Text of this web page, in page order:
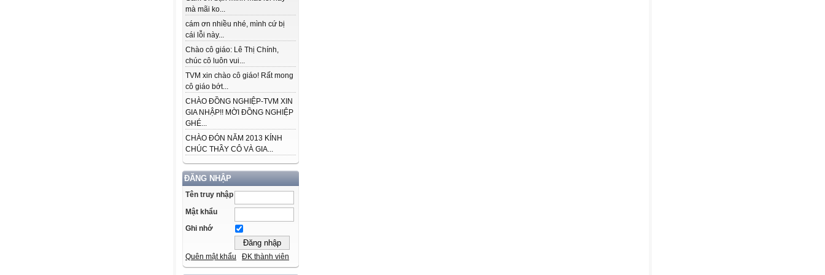
mà mãi ko...
cám ơn nhiều nhé, mình cứ bị
cái lỗi này...
Chào cô giáo: Lê Thị Chính,
chúc cô luôn vui...
TVM xin chào cô giáo! Rất mong
cô giáo bớt...
CHÀO ĐỒNG NGHIỆP-TVM XIN
GIA NHẬP!! MỜI ĐỒNG NGHIỆP
GHÉ...
CHÀO ĐÓN NĂM 2013 KÍNH
CHÚC THẦY CÔ VÀ GIA...
ĐĂNG NHẬP
Tên truy nhập
Mật khẩu
Ghi nhớ
Quên mật khẩu ĐK thành viên